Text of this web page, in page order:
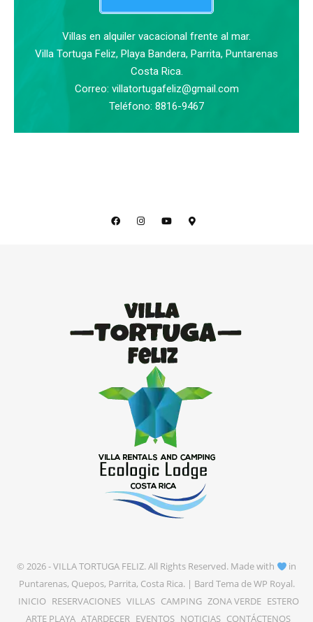
Villas en alquiler vacacional frente al mar.
Villa Tortuga Feliz, Playa Bandera, Parrita, Puntarenas
Costa Rica.
Correo: villatortugafeliz@gmail.com
Teléfono: 8816-9467
© 2026 - VILLA TORTUGA FELIZ. All Rights Reserved. Made with
in
Puntarenas, Quepos, Parrita, Costa Rica. | Bard Tema deWP Royal.
INICIO RESERVACIONES VILLAS CAMPING ZONA VERDE ESTERO
ARTE PLAYA ATARDECER EVENTOS NOTICIAS CONTÁCTENOS